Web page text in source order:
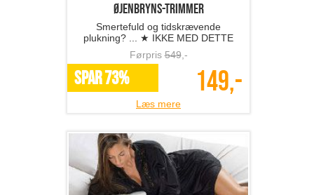
Øjenbryns-trimmer
Smertefuld og tidskrævende
plukning? ... ★ IKKE MED DETTE
TILBUD ★
Førpris549,-
SPAR 73% 149,-
Læs mere